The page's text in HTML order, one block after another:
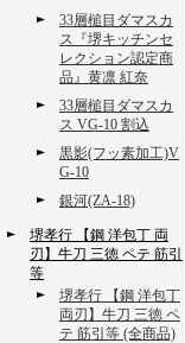
33層槌目ダマスカ
ス『堺キッチンセ
レクション認定商
品』黄凛 紅奈
33層槌目ダマスカ
ス VG-10 割込
黒影(フッ素加工)V
G-10
銀河(ZA-18)
堺孝行 【鋼 洋包丁 両
刃】牛刀 三徳 ペテ 筋引
等
堺孝行 【鋼 洋包丁
両刃】牛刀 三徳 ペ
テ 筋引等 (全商品)